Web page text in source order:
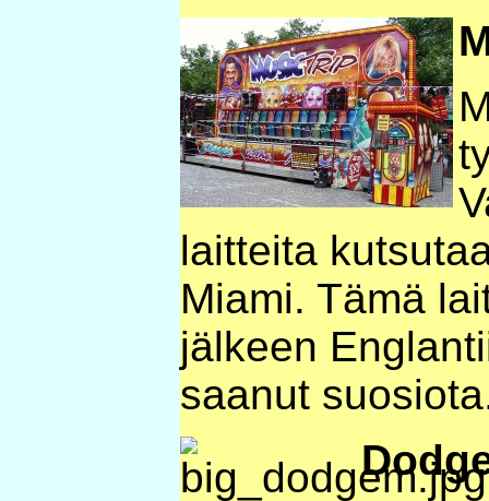
laitteita
Miami. Tämä
jälkeen
saanut